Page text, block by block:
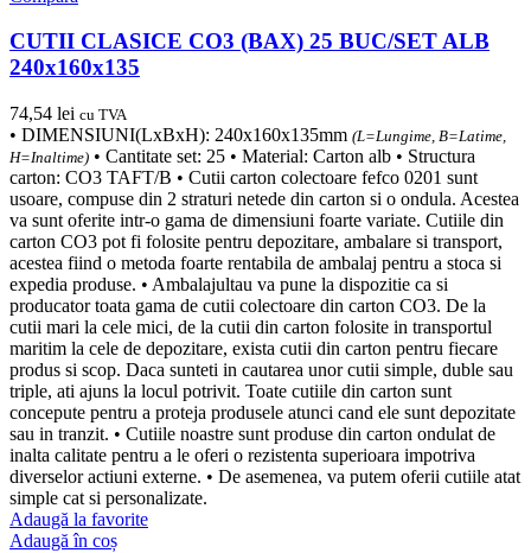
CUTII CLASICE CO3 (BAX) 25 BUC/SET ALB
240x160x135
74,54 lei cu TVA
• DIMENSIUNI(LxBxH): 240x160x135mm (L=Lungime, B=Latime,
H=Inaltime) • Cantitate set: 25 • Material: Carton alb • Structura
carton: CO3 TAFT/B • Cutii carton colectoare fefco 0201 sunt
usoare, compuse din 2 straturi netede din carton si o ondula. Acestea
va sunt oferite intr-o gama de dimensiuni foarte variate. Cutiile din
carton CO3 pot fi folosite pentru depozitare, ambalare si transport,
acestea fiind o metoda foarte rentabila de ambalaj pentru a stoca si
expedia produse. • Ambalajultau va pune la dispozitie ca si
producator toata gama de cutii colectoare din carton CO3. De la
cutii mari la cele mici, de la cutii din carton folosite in transportul
maritim la cele de depozitare, exista cutii din carton pentru fiecare
produs si scop. Daca sunteti in cautarea unor cutii simple, duble sau
triple, ati ajuns la locul potrivit. Toate cutiile din carton sunt
concepute pentru a proteja produsele atunci cand ele sunt depozitate
sau in tranzit. • Cutiile noastre sunt produse din carton ondulat de
inalta calitate pentru a le oferi o rezistenta superioara impotriva
diverselor actiuni externe. • De asemenea, va putem oferii cutiile atat
simple cat si personalizate.
Adaugă la favorite
Adaugă în coș